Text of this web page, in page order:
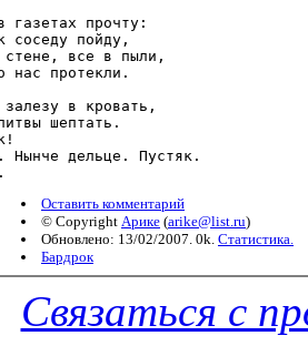
газетах прочту:
соседу пойду,
все в пыли,
нас протекли.
в кровать,
шептать.
Нынче дельце. Пустяк.
Оставить комментарий
© Copyright Арике (arike@list.ru)
Обновлено: 13/02/2007. 0k. Статистика.
Бардрок
Связаться с